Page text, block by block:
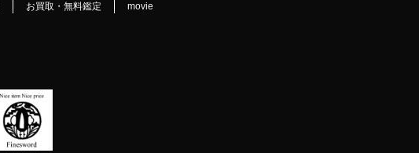
お買取・無料鑑定 movie